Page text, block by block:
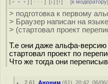
[ ﹢﹢﹢ ] [ · · · ] [↓] [↑] [к модератору]
> подготовка к первому
> Браузер написан на
> (стартовал проект
Т.е они даже альфа-
стартовал проект по
Что же тогда они
2.61 ,Аноним (61), 20:42, 06/